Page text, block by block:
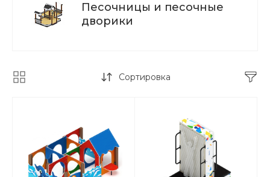
Песочницы и песочные
дворики
Сортировка